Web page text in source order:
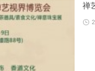
禅